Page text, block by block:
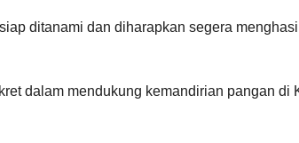
ditanami dan diharapkan segera
dalam mendukung kemandirian pangan di